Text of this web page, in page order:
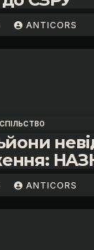
ANTICORS
ANTICORS